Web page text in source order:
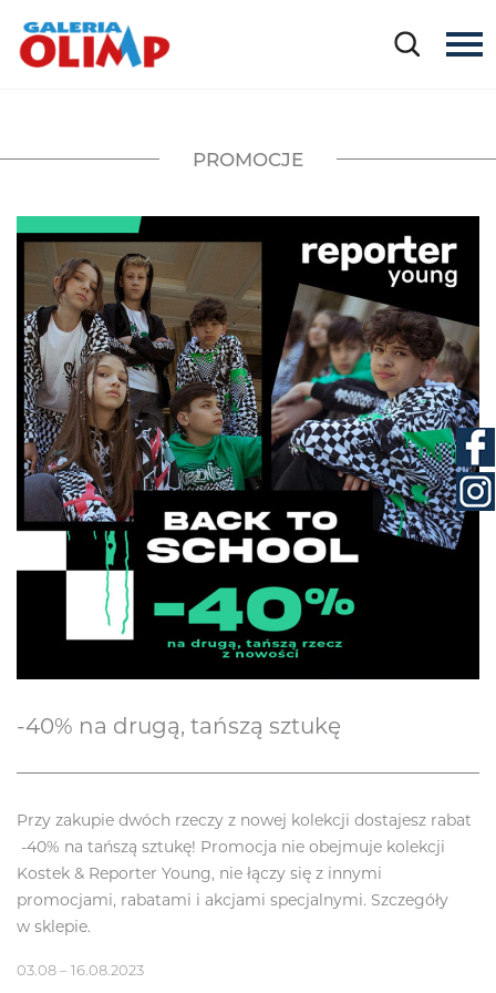
PROMOCJE
-40% na drugą, tańszą sztukę
Przy zakupie dwóch rzeczy z nowej kolekcji dostajesz rabat
-40% na tańszą sztukę! Promocja nie obejmuje kolekcji
Kostek & Reporter Young, nie łączy się z innymi
promocjami, rabatami i akcjami specjalnymi. Szczegóły
w sklepie.
03.08 – 16.08.2023